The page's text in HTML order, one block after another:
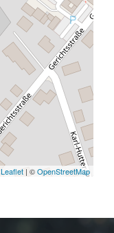
Leaflet | ©OpenStreetMap